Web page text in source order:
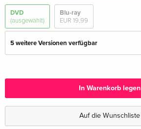
DVD
(ausgewählt)
Blu-ray
EUR 19,99
5 weitere Versionen verfügbar
Standard Edition
In Warenkorb legen
Auf die Wunschliste